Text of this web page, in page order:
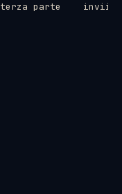
terza parte invii il